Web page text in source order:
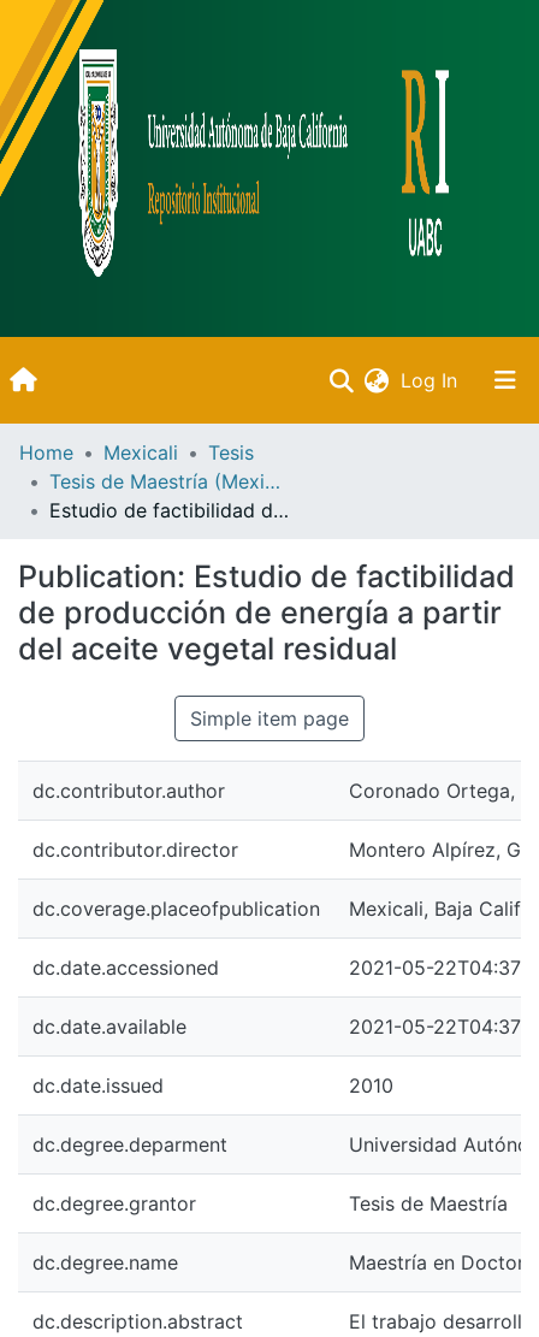
Log In(current)
Inicio
Communities & Collections
Statistics
Bibliotecas
Home Mexicali
Tesis
Tesis de Maestría (Mexicali)
Estudio de factibilidad de producción de energía a partir del aceite vegetal residual
Publication: Estudio de factibilidad
de producción de energía a partir
del aceite vegetal residual
Simple item page
dc.contributor.author Coronado Ortega,
dc.contributor.director Montero Alpírez,
dc.coverage.placeofpublication Mexicali, Baja
dc.date.accessioned 2021-05-
dc.date.available 2021-05-
dc.date.issued 2010
dc.degree.deparment Universidad
dc.degree.grantor Tesis de Maestría
dc.degree.name Maestría en
dc.description.abstract
El trabajo